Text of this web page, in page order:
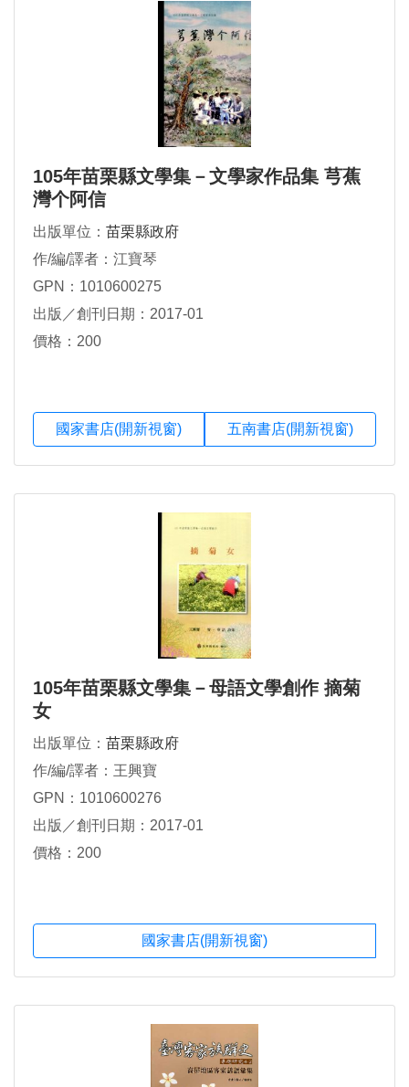
105年苗栗縣文學集－文學家作品集 芎蕉
灣个阿信
出版單位： 苗栗縣政府
作/編/譯者：江寶琴
GPN：1010600275
出版／創刊日期：2017-01
價格：200
國家書店(開新視窗) 五南書店(開新視窗)
105年苗栗縣文學集－母語文學創作 摘菊
女
出版單位： 苗栗縣政府
作/編/譯者：王興寶
GPN：1010600276
出版／創刊日期：2017-01
價格：200
國家書店(開新視窗)